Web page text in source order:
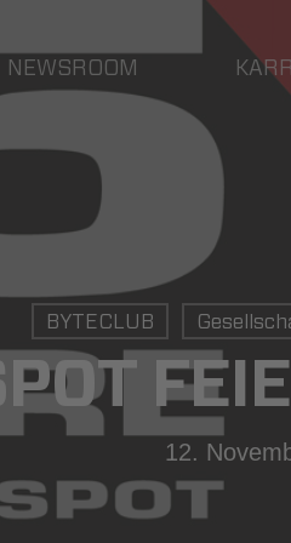
NEWSROOM
BYTECLUB
12.